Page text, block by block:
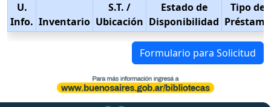
U.
Info. Inventario
S.T. /
Ubicación
Estado de
Disponibilidad
Tipo de
Préstamo
Formulario para Solicitud